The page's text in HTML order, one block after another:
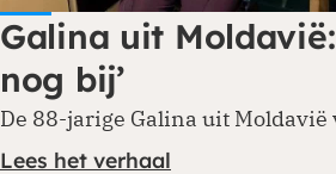
Galina uit
nog bij’
De 88-jarige Galina uit Moldavië
Lees het verhaal